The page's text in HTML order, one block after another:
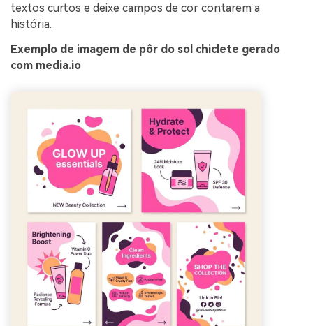
textos curtos e deixe campos de cor contarem a
história.
Exemplo de imagem de pôr do sol chiclete gerado
com media.io